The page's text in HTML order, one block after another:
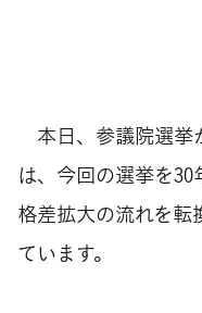
本日、参議院選挙
は、今回の選挙を30
格差拡大の流れを転
ています。